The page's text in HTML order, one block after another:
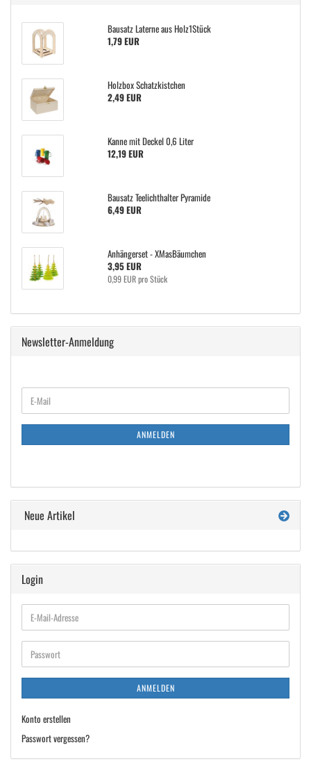
Bausatz Laterne aus Holz1Stück
1,79 EUR
Holzbox Schatzkistchen
2,49 EUR
Kanne mit Deckel 0,6 Liter
12,19 EUR
Bausatz Teelichthalter Pyramide
6,49 EUR
Anhängerset - XMasBäumchen
3,95 EUR
0,99 EUR pro Stück
Newsletter-Anmeldung
ZUR
NEWSLETTER-
E-
Mail
ANMELDEN
Neue Artikel
Login
E-
Mail-
Adresse
Passwort
ANMELDEN
Konto erstellen
Passwort vergessen?